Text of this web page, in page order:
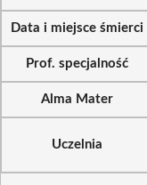
Data i miejsce śmierci
Prof. specjalność
Alma Mater
Uczelnia